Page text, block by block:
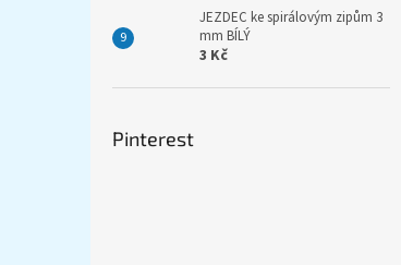
JEZDEC ke spirálovým zipům 3
mm BÍLÝ
3 Kč
Pinterest